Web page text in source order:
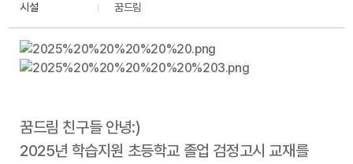
시설
꿈드림
꿈드림 친구들 안녕:)
2025년 학습지원 초등학교 졸업 검정고시 교재를